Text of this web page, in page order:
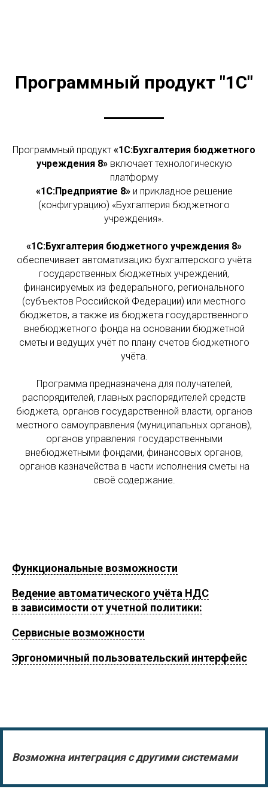
Программный продукт "1С"
Программный продукт «1С:Бухгалтерия бюджетного
учреждения 8»включает технологическую
платформу
«1С:Предприятие 8»и прикладное решение
(конфигурацию) «Бухгалтерия бюджетного
учреждения».
«1С:Бухгалтерия бюджетного учреждения 8»
обеспечивает автоматизацию бухгалтерского учёта
государственных бюджетных учреждений,
финансируемых из федерального, регионального
(субъектов Российской Федерации) или местного
бюджетов, а также из бюджета государственного
внебюджетного фонда на основании бюджетной
сметы и ведущих учёт по плану счетов бюджетного
учёта.
Программа предназначена для получателей,
распорядителей, главных распорядителей средств
бюджета, органов государственной власти, органов
местного самоуправления (муниципальных органов),
органов управления государственными
внебюджетными фондами, финансовых органов,
органов казначейства в части исполнения сметы на
своё содержание.
Функциональные возможности
Ведение автоматического учёта НДС
в зависимости от учетной политики:
Сервисные возможности
Эргономичный пользовательский интерфейс
Возможна интеграция с другими системами